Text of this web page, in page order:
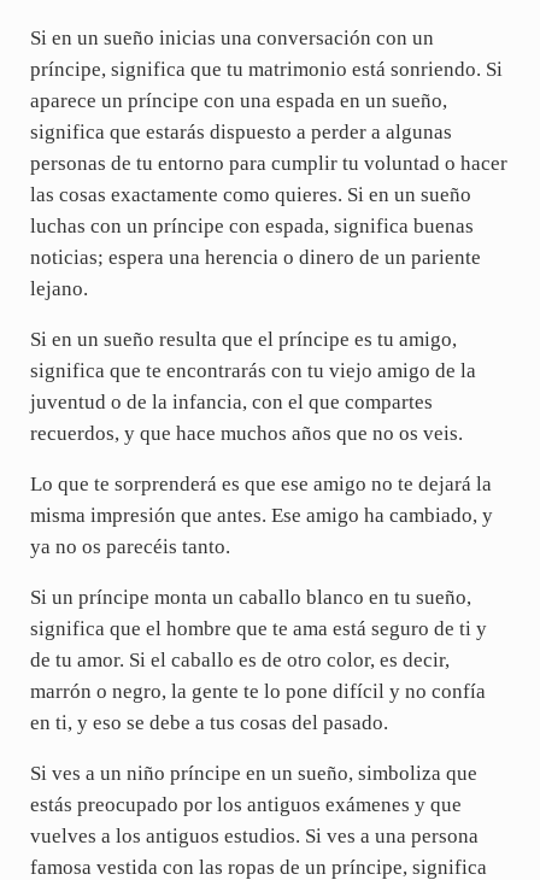
Si en un sueño inicias una conversación con un
príncipe, significa que tu matrimonio está sonriendo. Si
aparece un príncipe con una espada en un sueño,
significa que estarás dispuesto a perder a algunas
personas de tu entorno para cumplir tu voluntad o hacer
las cosas exactamente como quieres. Si en un sueño
luchas con un príncipe con espada, significa buenas
noticias; espera una herencia o dinero de un pariente
lejano.
Si en un sueño resulta que el príncipe es tu amigo,
significa que te encontrarás con tu viejo amigo de la
juventud o de la infancia, con el que compartes
recuerdos, y que hace muchos años que no os veis.
Lo que te sorprenderá es que ese amigo no te dejará la
misma impresión que antes. Ese amigo ha cambiado, y
ya no os parecéis tanto.
Si un príncipe monta un caballo blanco en tu sueño,
significa que el hombre que te ama está seguro de ti y
de tu amor. Si el caballo es de otro color, es decir,
marrón o negro, la gente te lo pone difícil y no confía
en ti, y eso se debe a tus cosas del pasado.
Si ves a un niño príncipe en un sueño, simboliza que
estás preocupado por los antiguos exámenes y que
vuelves a los antiguos estudios. Si ves a una persona
famosa vestida con las ropas de un príncipe, significa